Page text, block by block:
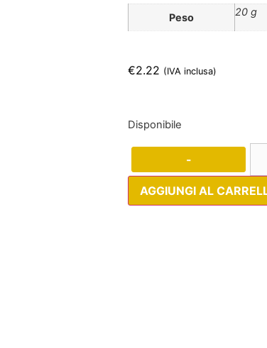
Peso 20 g
€2.22 (IVA inclusa)
Disponibile
-
AGGIUNGI AL